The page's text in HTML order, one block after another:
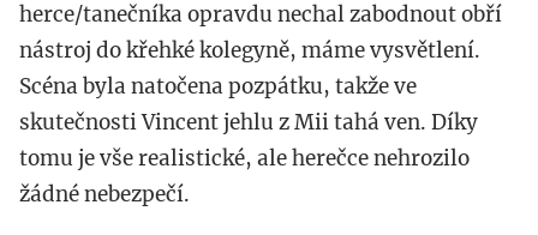
herce/tanečníka opravdu nechal zabodnout obří
nástroj do křehké kolegyně, máme vysvětlení.
Scéna byla natočena pozpátku, takže ve
skutečnosti Vincent jehlu z Mii tahá ven. Díky
tomu je vše realistické, ale herečce nehrozilo
žádné nebezpečí.